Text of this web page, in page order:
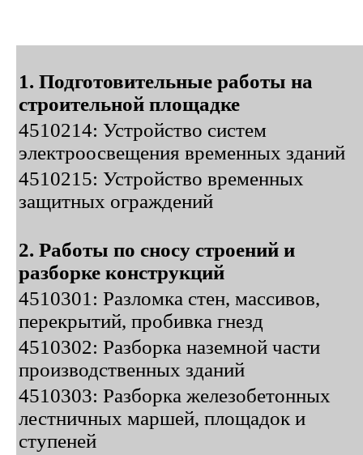
1. Подготовительные работы на
строительной площадке
4510214: Устройство систем
электроосвещения временных зданий
4510215: Устройство временных
защитных ограждений
2. Работы по сносу строений и
разборке конструкций
4510301: Разломка стен, массивов,
перекрытий, пробивка гнезд
4510302: Разборка наземной части
производственных зданий
4510303: Разборка железобетонных
лестничных маршей, площадок и
ступеней